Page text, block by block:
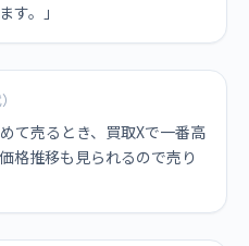
す。」
て売るとき、買取Xで一番高
格推移も見られるので売り